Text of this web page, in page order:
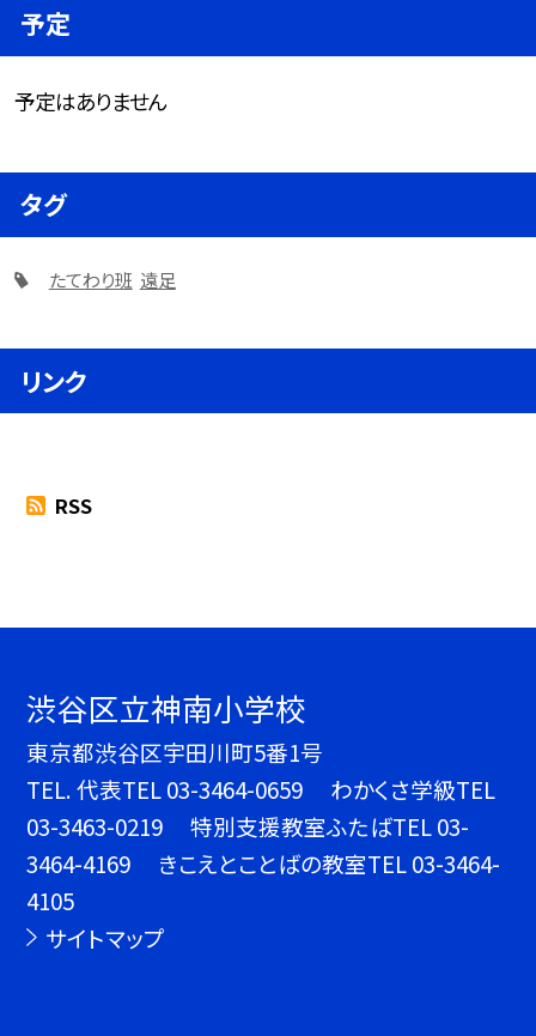
予定
予定はありません
タグ
たてわり班 遠足
リンク
RSS
渋谷区立神南小学校
東京都渋谷区宇田川町5番1号
TEL.代表TEL 03-3464-0659 わかくさ学級TEL
03-3463-0219 特別支援教室ふたばTEL 03-
3464-4169 きこえとことばの教室TEL 03-3464-
4105
サイトマップ